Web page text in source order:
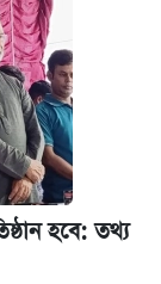
হবে: তথ্য